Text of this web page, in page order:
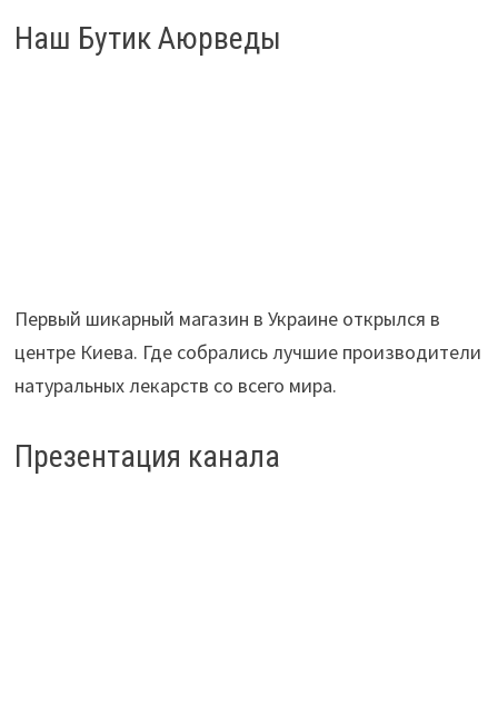
Наш Бутик Аюрведы
Первый шикарный магазин в Украине открылся в
центре Киева. Где собрались лучшие производители
натуральных лекарств со всего мира.
Презентация канала